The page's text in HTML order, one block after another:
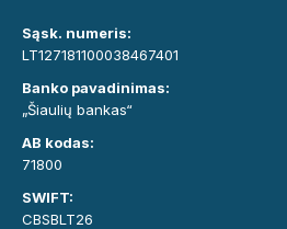
Sąsk. numeris:
LT127181100038467401
Banko pavadinimas:
„Šiaulių bankas“
AB kodas:
71800
SWIFT:
CBSBLT26